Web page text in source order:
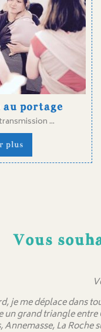
portage
...
plus
Vous
je me déplace dans
grand triangle entre
Annemasse, La